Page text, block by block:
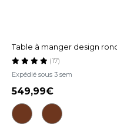
Table à manger design
Expédié sous 3 sem
(17)
549,99